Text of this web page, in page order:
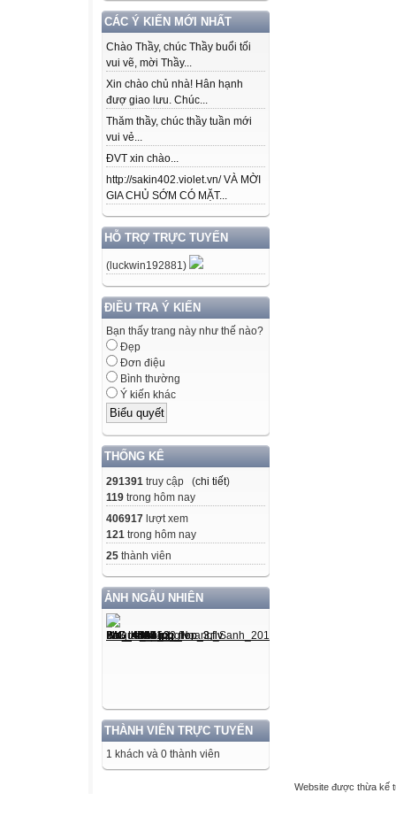
CÁC Ý KIẾN MỚI NHẤT
Chào Thầy, chúc Thầy buổi tối
vui vẽ, mời Thầy...
Xin chào chủ nhà! Hân hạnh
đượ giao lưu. Chúc...
Thăm thầy, chúc thầy tuần mới
vui vẻ...
ĐVT xin chào...
http://sakin402.violet.vn/ VÀ MỜI
GIA CHỦ SỚM CÓ MẶT...
HỖ TRỢ TRỰC TUYẾN
(luckwin192881)
ĐIỀU TRA Ý KIẾN
Bạn thấy trang này như thế nào?
Đẹp
Đơn điệu
Bình thường
Ý kiến khác
THỐNG KÊ
291391 truy cập (chi tiết)
119 trong hôm nay
406917 lượt xem
121 trong hôm nay
25 thành viên
ẢNH NGẪU NHIÊN
THÀNH VIÊN TRỰC TUYẾN
1 khách và 0 thành viên
Website được thừa kế